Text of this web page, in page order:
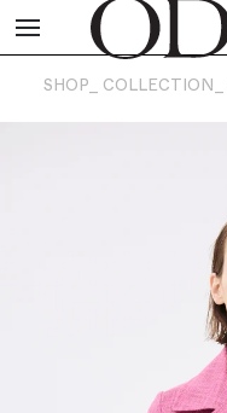
SHOP_ COLLECTION_